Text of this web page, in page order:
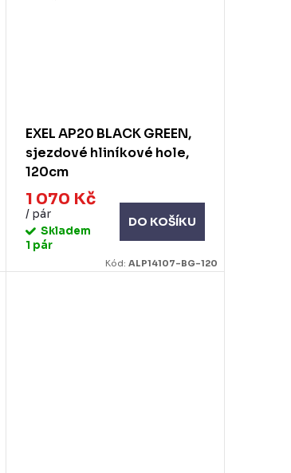
EXEL AP20 BLACK GREEN,
sjezdové hliníkové hole,
120cm
1 070 Kč
/ pár
Skladem
1 pár
DO KOŠÍKU
Kód: ALP14107-BG-120